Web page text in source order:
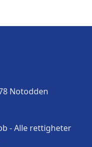
Notodden
- Alle rettigheter